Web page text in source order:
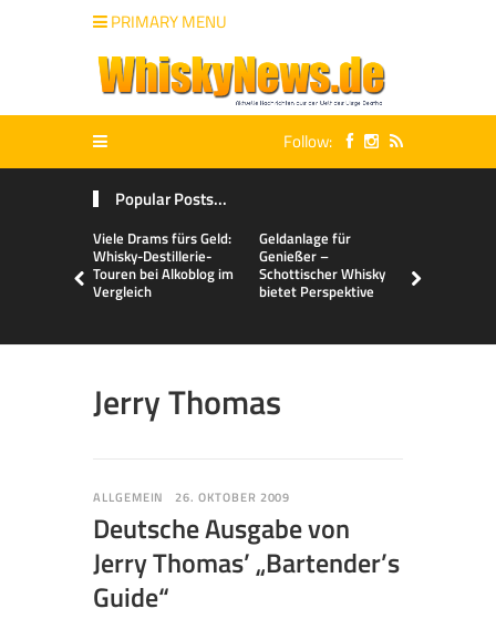
PRIMARY MENU
Follow:
Popular Posts...
Viele Drams fürs Geld:
Whisky-Destillerie-
Touren bei Alkoblog im
Vergleich
Geldanlage für
Genießer –
Schottischer Whisky
bietet Perspektive
Jerry Thomas
ALLGEMEIN 26. OKTOBER 2009
Deutsche Ausgabe von
Jerry Thomas’ „Bartender’s
Guide“